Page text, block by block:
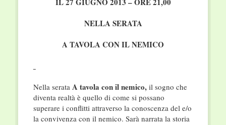
NELLA SERATA
A TAVOLA CON IL NEMICO
Nella serata A tavola con il nemico, il sogno che
diventa realtà è quello di come si possano
superare i conflitti attraverso la conoscenza del e/o
la convivenza con il nemico. Sarà narrata la storia